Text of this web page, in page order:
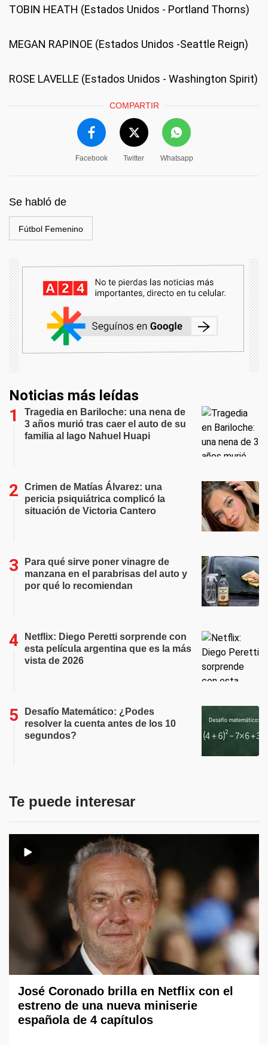
TOBIN HEATH (Estados Unidos - Portland Thorns)
MEGAN RAPINOE (Estados Unidos -Seattle Reign)
ROSE LAVELLE (Estados Unidos - Washington Spirit)
COMPARTIR
Facebook Twitter Whatsapp
Se habló de
Fútbol Femenino
Noticias más leídas
Tragedia en Bariloche: una nena de
3 años murió tras caer el auto de su
familia al lago Nahuel Huapi
Crimen de Matías Álvarez: una
pericia psiquiátrica complicó la
situación de Victoria Cantero
Para qué sirve poner vinagre de
manzana en el parabrisas del auto y
por qué lo recomiendan
Netflix: Diego Peretti sorprende con
esta película argentina que es la más
vista de 2026
Desafío Matemático: ¿Podes
resolver la cuenta antes de los 10
segundos?
Te puede interesar
José Coronado brilla en Netflix con el
estreno de una nueva miniserie
española de 4 capítulos